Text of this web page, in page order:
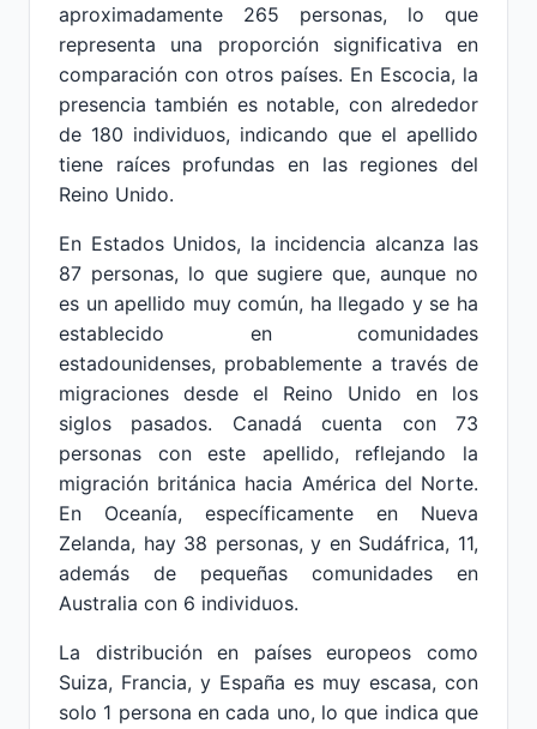
aproximadamente 265 personas, lo que
representa una proporción significativa en
comparación con otros países. En Escocia, la
presencia también es notable, con alrededor
de 180 individuos, indicando que el apellido
tiene raíces profundas en las regiones del
Reino Unido.
En Estados Unidos, la incidencia alcanza las
87 personas, lo que sugiere que, aunque no
es un apellido muy común, ha llegado y se ha
establecido en comunidades
estadounidenses, probablemente a través de
migraciones desde el Reino Unido en los
siglos pasados. Canadá cuenta con 73
personas con este apellido, reflejando la
migración británica hacia América del Norte.
En Oceanía, específicamente en Nueva
Zelanda, hay 38 personas, y en Sudáfrica, 11,
además de pequeñas comunidades en
Australia con 6 individuos.
La distribución en países europeos como
Suiza, Francia, y España es muy escasa, con
solo 1 persona en cada uno, lo que indica que